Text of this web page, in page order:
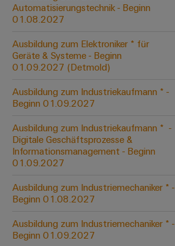
Verbindungslösungen
für
Konventionelle
Energieerzeugung
Zukunftssicherheit
für
bewährte
Maschinenbau
Lösungen
für
verschiedene
Segmente
der
und
Fabrikautomation
Systeme
Lösungen
Dezentrale
Automatisierung
Lösungen
IIoT
&
Automation
Software
Industrial
Elektronikgehäuse
Blitz-
und
Überspannungsschutz
PV
Feldbusverteiler
Automatisierung
&
Software
Technischer
Support
Umweltbezogene
Produktkonformität
Engineering
Daten
Technische
Produktkataloge
Reparatur
und
Ersatzteile
Trainings
Pressekontakt
Unsere
IIoT
and
Partner
Netzwerk
IIoT
Offene
Ausbildungs-
und
Studienplätze
Aktuelle
Termine
Workshops
für
Schulklassen
Automatisierungstechnik - Beginn
01.08.2027
Ausbildung zum Elektroniker * für
Geräte & Systeme - Beginn
01.09.2027 (Detmold)
Ausbildung zum Industriekaufmann * -
Beginn 01.09.2027
Ausbildung zum Industriekaufmann * ​ -
Digitale Geschäftsprozesse &
Informationsmanagement - Beginn
01.09.2027
Ausbildung zum Industriemechaniker * -
Beginn 01.08.2027
Ausbildung zum Industriemechaniker * -
Beginn 01.09.2027